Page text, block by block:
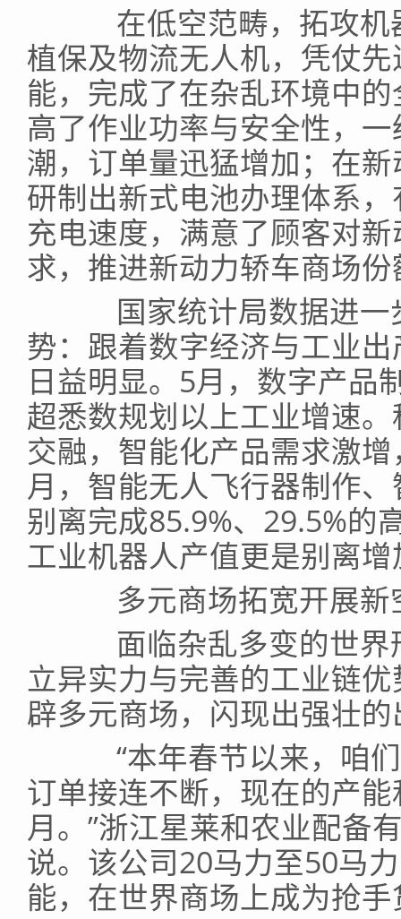
在低空范畴，拓攻机
植保及物流无人机，凭仗
能，完成了在杂乱环境中
高了作业功率与安全性，
潮，订单量迅猛增加；在
研制出新式电池办理体系
充电速度，满意了顾客对
求，推进新动力轿车商场
国家统计局数据进一
势：跟着数字经济与工业
日益明显。5月，数字产品
超悉数规划以上工业增速
交融，智能化产品需求激
月，智能无人飞行器制作
别离完成85.9%、29.5%的
工业机器人产值更是别离
多元商场拓宽开展新
面临杂乱多变的世界
立异实力与完善的工业链
辟多元商场，闪现出强壮
“本年春节以来，咱们
订单接连不断，现在的产
月。”浙江星莱和农业配备
说。该公司20马力至50马
能，在世界商场上成为抢